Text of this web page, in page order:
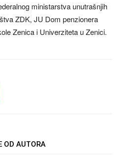
ministarstva unutrašnjih
ZDK, JU Dom penzionera
Zenica i Univerziteta u Zenici.
OD AUTORA